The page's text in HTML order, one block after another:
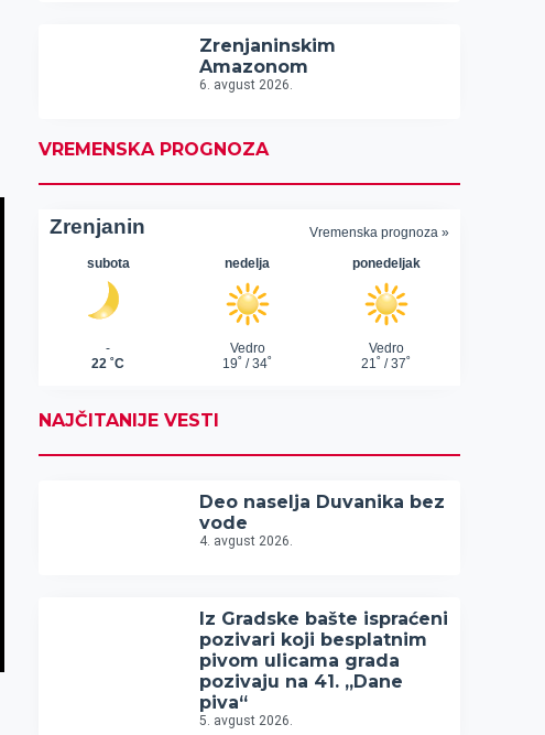
Zrenjaninskim
Amazonom
6. avgust 2026.
VREMENSKA PROGNOZA
NAJČITANIJE VESTI
Deo naselja Duvanika bez
vode
4. avgust 2026.
Iz Gradske bašte ispraćeni
pozivari koji besplatnim
pivom ulicama grada
pozivaju na 41. „Dane
piva“
5. avgust 2026.